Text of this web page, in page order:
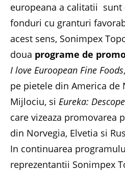
europeana a calitatii sunt
fonduri cu granturi
acest sens, Sonimpex
doua programe de
I love Euroopean Fine Foods
pe pietele din America de
Mijlociu, si Eureka:
care vizeaza promovarea
din Norvegia, Elvetia si
In continuarea
reprezentantii Sonimpex